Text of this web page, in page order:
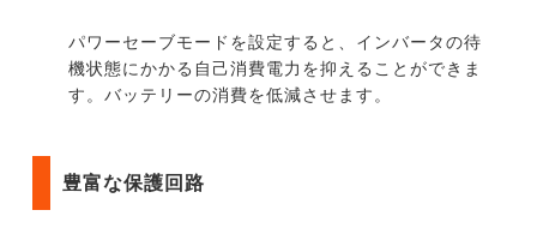
パワーセーブモードを設定すると、インバータの待
機状態にかかる自己消費電力を抑えることができま
す。バッテリーの消費を低減させます。
豊富な保護回路